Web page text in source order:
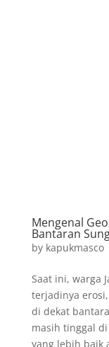
Mengenal
Bantaran
by kapukmasco
Saat ini, warga
terjadinya
di dekat
masih tinggal
yang lebih baik